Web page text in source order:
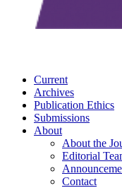
Current
Archives
Publication Ethics
Submissions
About
About the
Editorial
Contact